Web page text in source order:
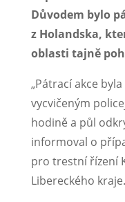
Důvodem bylo
z Holandska,
oblasti tajně
„Pátrací akce
vycvičeným
hodině a půl
informoval o
pro trestní řízení
Libereckého kraje.